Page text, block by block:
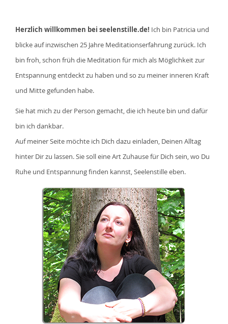
Herzlich willkommen bei seelenstille.de! Ich bin Patricia und
blicke auf inzwischen 25 Jahre Meditationserfahrung zurück. Ich
bin froh, schon früh die Meditation für mich als Möglichkeit zur
Entspannung entdeckt zu haben und so zu meiner inneren Kraft
und Mitte gefunden habe.
Sie hat mich zu der Person gemacht, die ich heute bin und dafür
bin ich dankbar.
Auf meiner Seite möchte ich Dich dazu einladen, Deinen Alltag
hinter Dir zu lassen. Sie soll eine Art Zuhause für Dich sein, wo Du
Ruhe und Entspannung finden kannst, Seelenstille eben.